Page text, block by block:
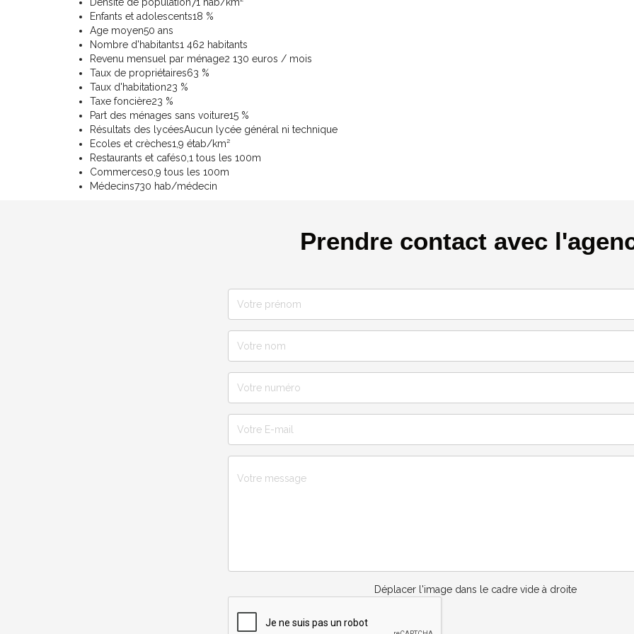
Enfants et adolescents18 %
Age moyen50 ans
Nombre d'habitants1 462 habitants
Revenu mensuel par ménage2 130 euros / mois
Taux de propriétaires63 %
Taux d'habitation23 %
Taxe foncière23 %
Part des ménages sans voiture15 %
Résultats des lycéesAucun lycée général ni technique
Ecoles et crèches1,9 étab/km²
Restaurants et cafés0,1 tous les 100m
Commerces0,9 tous les 100m
Médecins730 hab/médecin
Prendre contact avec
Déplacer l'image dans le cadre vide à droite